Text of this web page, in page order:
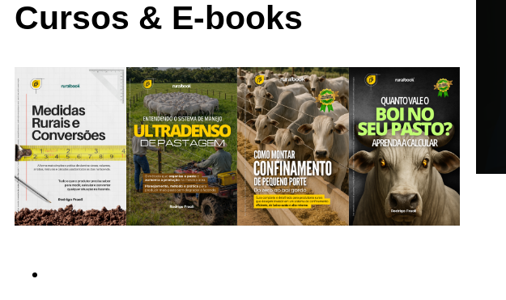
Cursos & E-books